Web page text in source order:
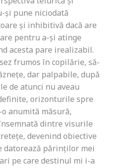
și pune niciodată
și inhibitivă dacă are
pentru a-și atinge
acesta pare irealizabil.
frumos în copilărie, să-
dar palpabile, după
de atunci nu aveau
orizonturile spre
anumită măsură,
dintre visurile
devenind obiective
datorează părinților mei
pe care destinul mi i-a